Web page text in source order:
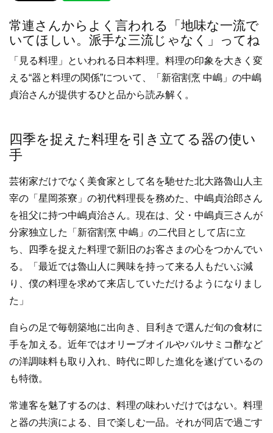
e
b
o
o
k
er
常連さんからよく言われる「地味な一流で
いてほしい。派手な三流じゃなく」ってね
「見る料理」といわれる日本料理。料理の印象を大きく変
える“器と料理の関係”について、「新宿割烹 中嶋」の中嶋
貞治さんが提供するひと品から読み解く。
四季を捉えた料理を引き立てる器の使い
手
芸術家だけでなく美食家として名を馳せた北大路魯山人主
宰の「星岡茶寮」の初代料理長を務めた、中嶋貞治郎さん
を祖父に持つ中嶋貞治さん。現在は、父・中嶋貞三さんが
分家独立した「新宿割烹 中嶋」の二代目として店に立
ち、四季を捉えた料理で新旧のお客さまの心をつかんでい
る。「最近では魯山人に興味を持って来る人もだいぶ減
り、僕の料理を求めて来店していただけるようになりまし
た」
自らの足で毎朝築地に出向き、目利きで選んだ旬の食材に
手を加える。近年ではオリーブオイルやバルサミコ酢など
の洋調味料も取り入れ、時代に即した進化を遂げているの
も特徴。
常連客を魅了するのは、料理の味わいだけではない。料理
と器の共演による、目で楽しむ一品。それが同店で過ごす